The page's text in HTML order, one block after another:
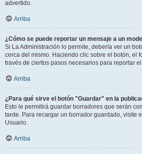
advertido.
Arriba
¿Cómo se puede reportar un mensaje a un
Si La Administración lo permite, debería ver un
cerca del mismo. Haciendo clic sobre el botón, el
través de ciertos pasos necesarios para reportar el
Arriba
¿Para qué sirve el botón "Guardar" en la
Esto le permitirá guardar borradores que serán
tarde. Para recargar un borrador guardado, visite
Usuario.
Arriba